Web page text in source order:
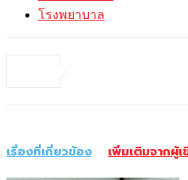
โรงพยาบาล
เรื่องที่เกี่ยวข้อง เพิ่มเติมจากผู้เ